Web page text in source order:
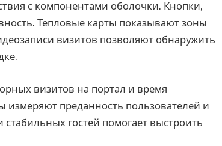
с компонентами оболочки. Кнопки,
Тепловые карты показывают зоны
визитов позволяют обнаружить
визитов на портал и время
измеряют преданность пользователей и
гостей помогает выстроить